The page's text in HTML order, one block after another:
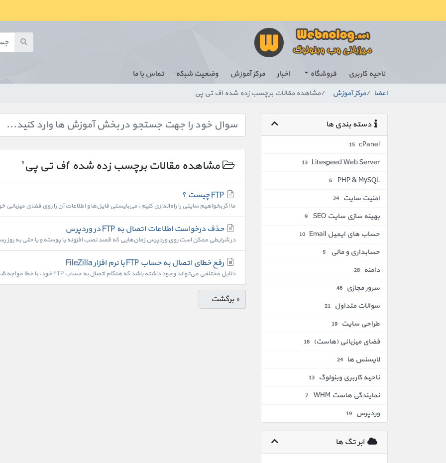
ناحیه کاربری فروشگاه اخبار مرکز آموزش وضعیت شبکه تماس با ما
اعضا مرکز آموزش مشاهده مقالات برچسب زده شده اف تی پی
دسته بندی ها
cPanel
15
Litespeed Web Server
13
PHP & MySQL
6
امنیت سایت 24
بهینه سازی سایت SEO 9
حساب های ایمیل Email 10
حسابداری و مالی 5
دامنه 28
سرور مجازی 46
سوالات متداول 21
طراحی سایت 19
فضای میزبانی (هاست) 18
لایسنس ها 24
ناحیه کاربری وبنولوگ 13
نمایندگی هاست WHM 7
وردپرس 19
ابر تگ ها
مشاهده مقالات برچسب زده شده 'اف تی پی'
ما اگر بخواهیم سایتی را راه‌اندازی کنیم، می‌بایستی فایل‌ها و اطلاعات آن را روی فضای میزبانی
حذف درخواست اطلاعات اتصال به FTP در وردپرس
در شرایطی ممکن است روی وردپرس زمان‌هایی که قصد نصب افزونه یا پوسته و یا حتی به روز
رفع خطای اتصال به حساب FTP با نرم افزار FileZilla
دلایل مختلفی می‌تواند وجود داشته باشد که هنگام اتصال به حساب FTP خود، با خطا مواجه شوید. در این...
« برگشت